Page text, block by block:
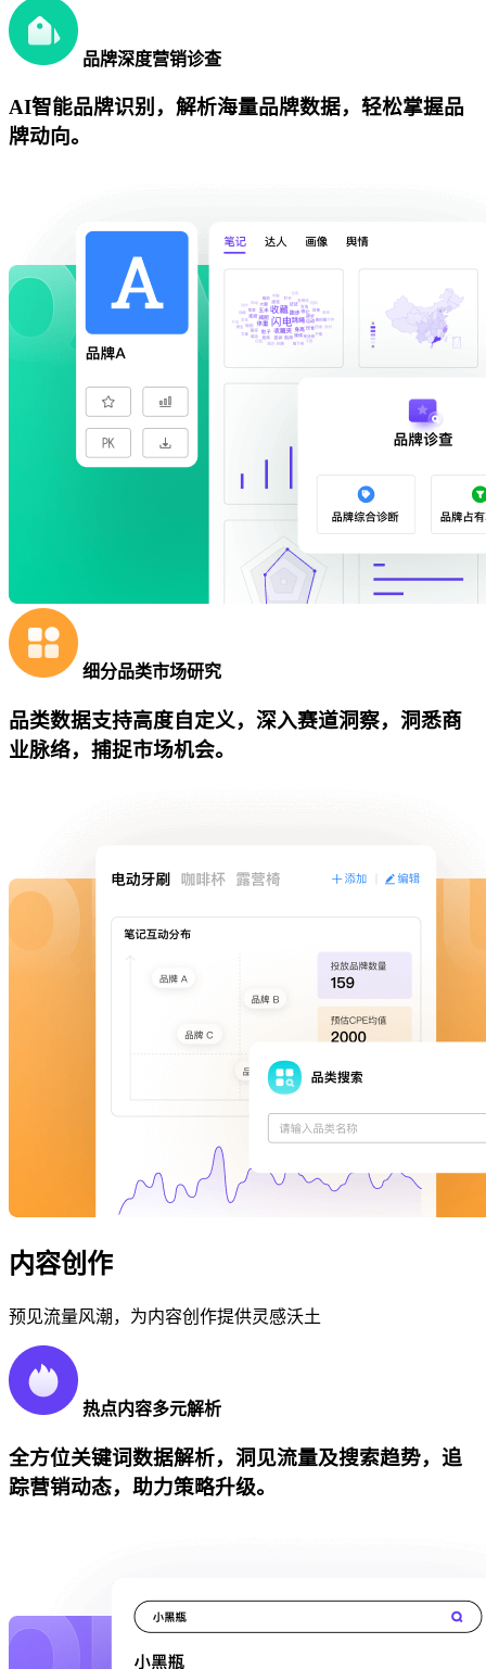
品牌深度营销诊查
AI智能品牌识别，解析海量品牌数据，轻松掌握品
牌动向。
细分品类市场研究
品类数据支持高度自定义，深入赛道洞察，洞悉商
业脉络，捕捉市场机会。
内容创作
预见流量风潮，为内容创作提供灵感沃土
热点内容多元解析
全方位关键词数据解析，洞见流量及搜索趋势，追
踪营销动态，助力策略升级。